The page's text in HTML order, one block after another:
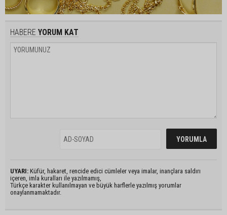
HABERE YORUM KAT
UYARI: Küfür, hakaret, rencide edici cümleler veya imalar, inançlara saldırı
içeren, imla kuralları ile yazılmamış,
Türkçe karakter kullanılmayan ve büyük harflerle yazılmış yorumlar
onaylanmamaktadır.